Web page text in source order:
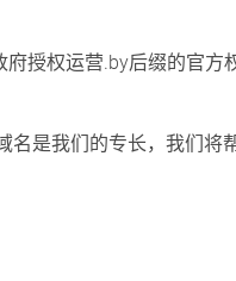
府授权运营.by后缀的官
名是我们的专长，我们将